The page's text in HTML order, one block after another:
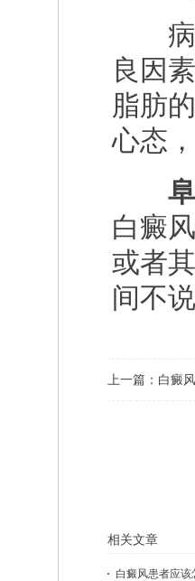
病人
良因
脂肪
心态
阜阳
白癜
或者
间不
上一篇： 白癜
相关文章
白癜风患者应该